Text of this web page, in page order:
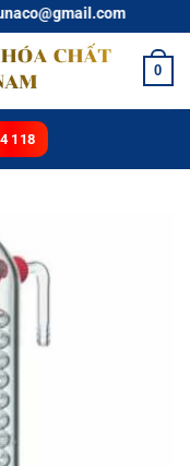
0
118